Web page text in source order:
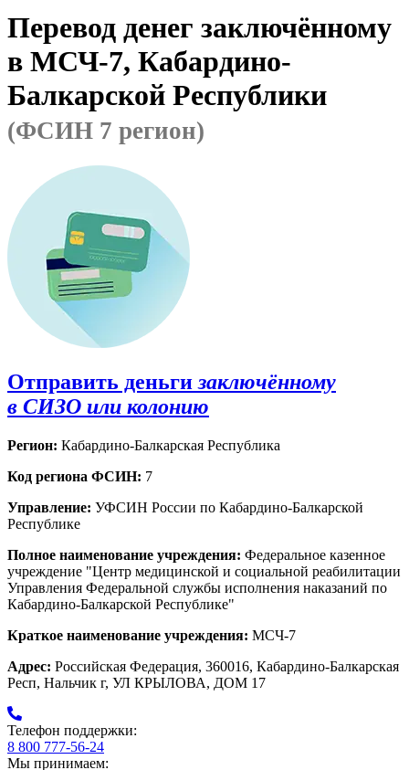
Перевод денег заключённому
в МСЧ-7, Кабардино-
Балкарской Республики
(ФСИН 7 регион)
Отправить деньги заключённому
в СИЗО или колонию
Регион: Кабардино-Балкарская Республика
Код региона ФСИН: 7
Управление: УФСИН России по Кабардино-Балкарской
Республике
Полное наименование учреждения: Федеральное казенное
учреждение "Центр медицинской и социальной реабилитации
Управления Федеральной службы исполнения наказаний по
Кабардино-Балкарской Республике"
Краткое наименование учреждения: МСЧ-7
Адрес: Российская Федерация, 360016, Кабардино-Балкарская
Респ, Нальчик г, УЛ КРЫЛОВА, ДОМ 17
Телефон поддержки:
8 800 777-56-24
Мы принимаем: